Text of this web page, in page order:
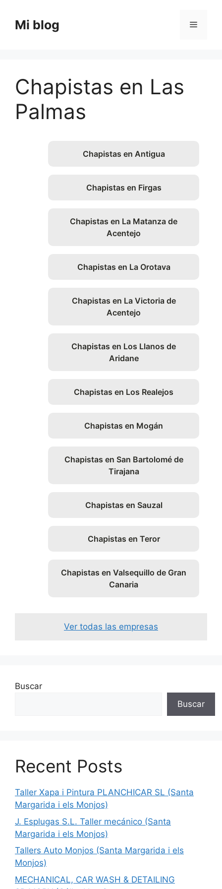
contenido
Mi blog Menú
Chapistas en Las
Palmas
Chapistas en Antigua
Chapistas en Firgas
Chapistas en La Matanza de
Acentejo
Chapistas en La Orotava
Chapistas en La Victoria de
Acentejo
Chapistas en Los Llanos de
Aridane
Chapistas en Los Realejos
Chapistas en Mogán
Chapistas en San Bartolomé de
Tirajana
Chapistas en Sauzal
Chapistas en Teror
Chapistas en Valsequillo de Gran
Canaria
Ver todas las empresas
Buscar
Buscar
Recent Posts
Taller Xapa i Pintura PLANCHICAR SL (Santa
Margarida i els Monjos)
J. Esplugas S.L. Taller mecánico (Santa
Margarida i els Monjos)
Tallers Auto Monjos (Santa Margarida i els
Monjos)
MECHANICAL, CAR WASH & DETAILING